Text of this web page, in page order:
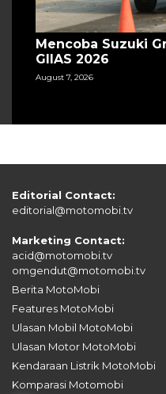
Mencoba Suzuki
GIIAS 2026
August 7, 2026
Editorial Contact:
editorial@motomobi.tv
Marketing Contact:
acid@motomobi.tv
omgendut@motomobi.tv
Berita MotoMobi
Features MotoMobi
Ulasan Mobil MotoMobi
Ulasan Motor MotoMobi
Kendaraan Listrik MotoMobi
Komparasi Motomobi